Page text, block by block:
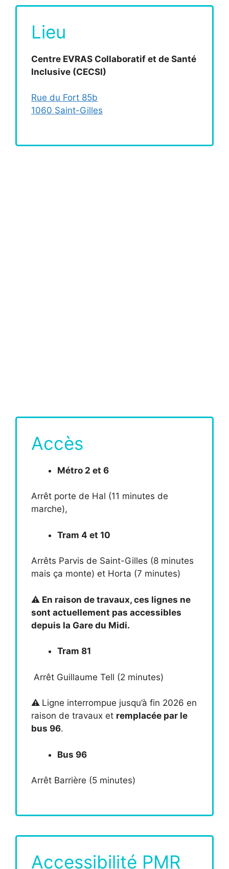
Lieu
Centre EVRAS Collaboratif et de Santé
Inclusive (CECSI)
Rue du Fort 85b
1060 Saint-Gilles
Accès
Métro 2 et 6
Arrêt porte de Hal (11 minutes de
marche),
Tram 4 et 10
Arrêts Parvis de Saint-Gilles (8 minutes
mais ça monte) et Horta (7 minutes)
⚠️ En raison de travaux, ces lignes ne
sont actuellement pas accessibles
depuis la Gare du Midi.
Tram 81
Arrêt Guillaume Tell (2 minutes)
⚠️ Ligne interrompue jusqu’à fin 2026 en
raison de travaux et remplacée par le
bus 96.
Bus 96
Arrêt Barrière (5 minutes)
Accessibilité PMR